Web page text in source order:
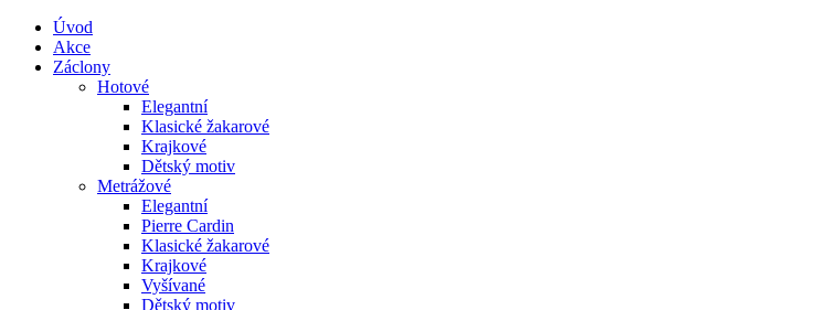
Úvod
Akce
Záclony
Hotové
Elegantní
Klasické žakarové
Krajkové
Dětský motiv
Metrážové
Elegantní
Pierre Cardin
Klasické žakarové
Krajkové
Vyšívané
Dětský motiv